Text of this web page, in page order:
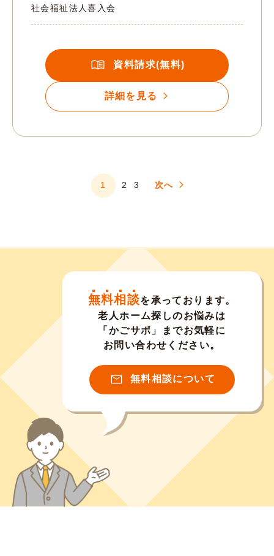
社会福祉法人喜入会
資料請求(無料)
詳細を見る
1 2 3 次へ
無料相談を承っております。
老人ホーム探しのお悩みは
「かごサポ」までお気軽に
お問い合わせください。
無料相談について